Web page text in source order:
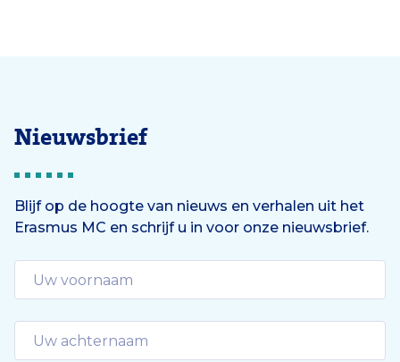
Nieuwsbrief
Blijf op de hoogte van nieuws en verhalen uit het
Erasmus MC en schrijf u in voor onze nieuwsbrief.